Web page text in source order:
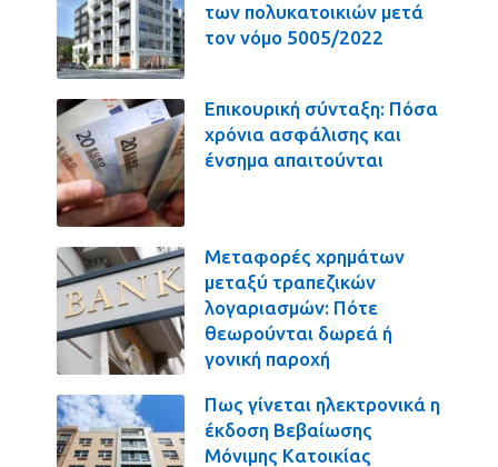
των πολυκατοικιών μετά
τον νόμο 5005/2022
Επικουρική σύνταξη: Πόσα
χρόνια ασφάλισης και
ένσημα απαιτούνται
Μεταφορές χρημάτων
μεταξύ τραπεζικών
λογαριασμών: Πότε
θεωρούνται δωρεά ή
γονική παροχή
Πως γίνεται ηλεκτρονικά η
έκδοση Βεβαίωσης
Μόνιμης Κατοικίας